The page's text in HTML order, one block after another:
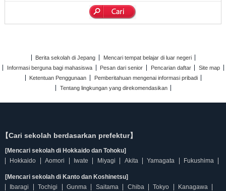
Berita sekolah di Jepang
Mencari tempat belajar di luar negeri
Informasi berguna bagi mahasiswa
Pesan dari senior Pencarian daftar
Site map
Ketentuan Penggunaan
Pemberitahuan mengenai informasi pribadi
Tentang lingkungan yang direkomendasikan
【Cari sekolah berdasarkan prefektur】
[Mencari sekolah di Hokkaido dan Tohoku]
Hokkaido
Aomori Iwate Miyagi Akita Yamagata Fukushima
[Mencari sekolah di Kanto dan Koshinetsu]
Ibaragi
Tochigi Gunma Saitama Chiba Tokyo
Kanagawa